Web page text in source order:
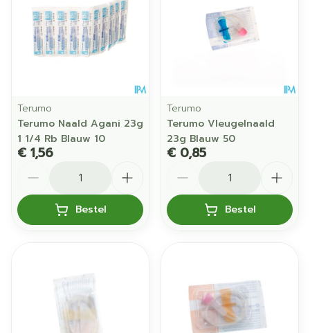
Terumo
Terumo Naald Agani 23g
1 1/4 Rb Blauw 10
€ 1,56
Bestel
Terumo
Terumo Vleugelnaald
23g Blauw 50
€ 0,85
Bestel